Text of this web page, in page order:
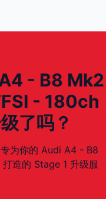
- B8 Mk2
- 180ch
了吗？
为你的 Audi A4 - B8
造的 Stage 1 升级服